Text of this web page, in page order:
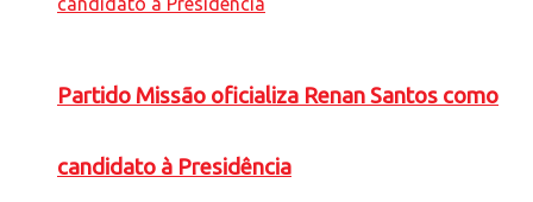
Partido Missão oficializa Renan Santos como
candidato à Presidência